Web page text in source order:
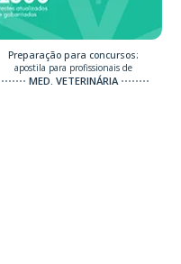
Preparação para concursos:
apostila para profissionais de
MED. VETERINÁRIA